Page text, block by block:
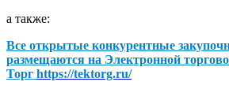
а также:
Все открытые конкурентные
размещаются на Электронной
Торг https://tektorg.ru/